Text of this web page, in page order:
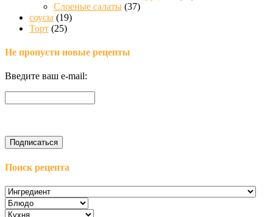
Слоеные салаты (37)
соусы (19)
Торт (25)
Не пропусти новые рецепты
Введите ваш e-mail:
Поиск рецепта